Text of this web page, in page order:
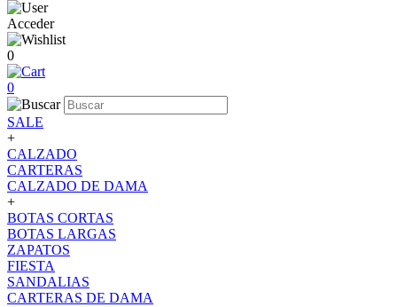
Acceder
0
0
SALE
+
CALZADO
CARTERAS
CALZADO DE DAMA
+
BOTAS CORTAS
BOTAS LARGAS
ZAPATOS
FIESTA
SANDALIAS
CARTERAS DE DAMA